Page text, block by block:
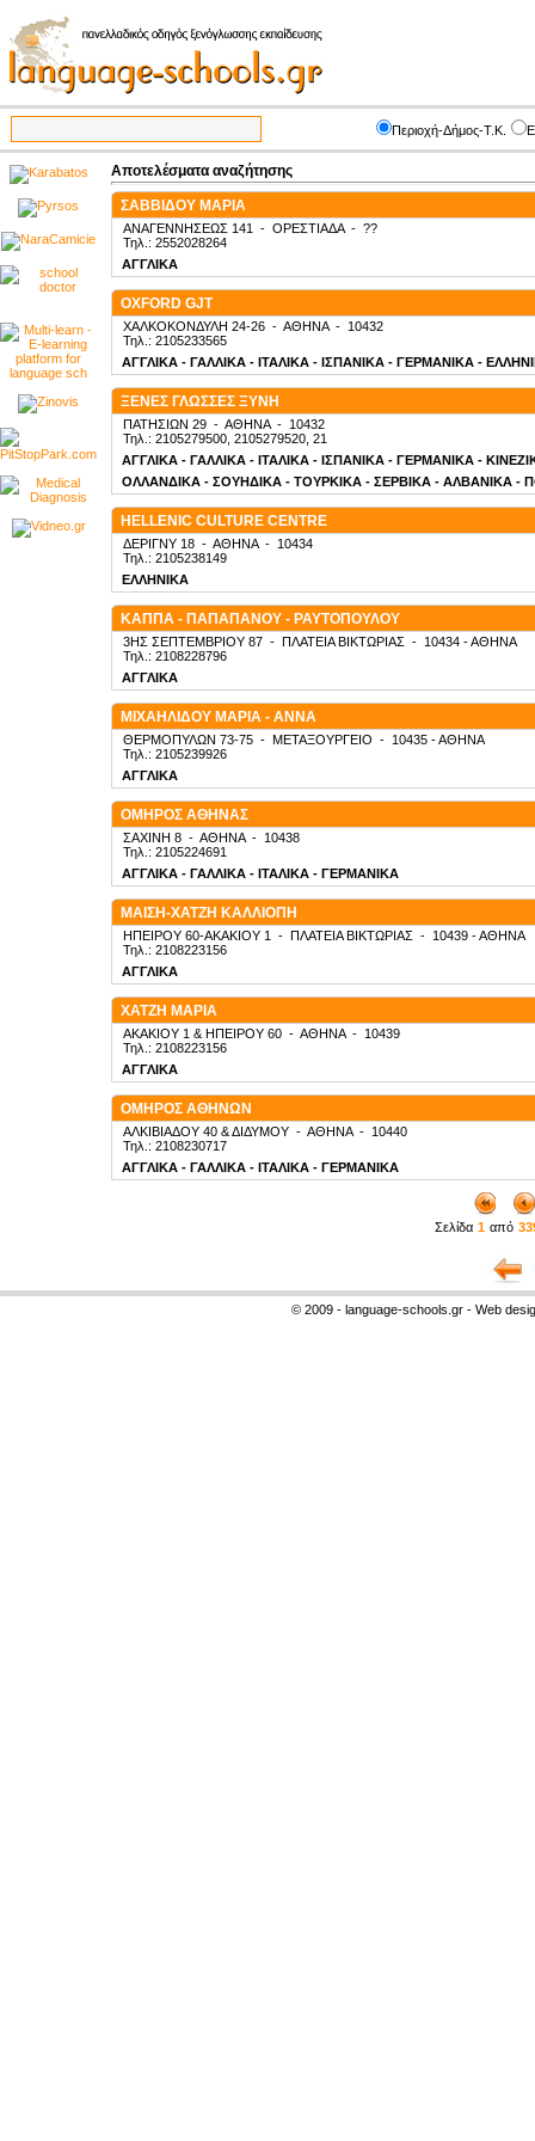
Περιοχή-Δήμος-Τ.Κ.
Αποτελέσματα αναζήτησης
ΣΑΒΒΙΔΟΥ ΜΑΡΙΑ
ΑΝΑΓΕΝΝΗΣΕΩΣ 141 - ΟΡΕΣΤΙΑΔΑ- ??
Τηλ.: 2552028264
ΑΓΓΛΙΚΑ
OXFORD GJT
ΧΑΛΚΟΚΟΝΔΥΛΗ 24-26 - ΑΘΗΝΑ- 10432
Τηλ.: 2105233565
ΑΓΓΛΙΚΑ - ΓΑΛΛΙΚΑ - ΙΤΑΛΙΚΑ - ΙΣΠΑΝΙΚΑ - ΓΕΡΜΑΝΙΚΑ -
ΞΕΝΕΣ ΓΛΩΣΣΕΣ ΞΥΝΗ
ΠΑΤΗΣΙΩΝ 29 - ΑΘΗΝΑ- 10432
Τηλ.: 2105279500, 2105279520, 21
ΑΓΓΛΙΚΑ - ΓΑΛΛΙΚΑ - ΙΤΑΛΙΚΑ - ΙΣΠΑΝΙΚΑ - ΓΕΡΜΑΝΙΚΑ -
ΟΛΛΑΝΔΙΚΑ - ΣΟΥΗΔΙΚΑ - ΤΟΥΡΚΙΚΑ - ΣΕΡΒΙΚΑ - ΑΛΒΑΝΙΚΑ -
HELLENIC CULTURE CENTRE
ΔΕΡΙΓΝΥ 18 - ΑΘΗΝΑ- 10434
Τηλ.: 2105238149
ΕΛΛΗΝΙΚΑ
ΚΑΠΠΑ - ΠΑΠΑΠΑΝΟΥ - ΡΑΥΤΟΠΟΥΛΟΥ
3ΗΣ ΣΕΠΤΕΜΒΡΙΟΥ 87 - ΠΛΑΤΕΙΑ ΒΙΚΤΩΡΙΑΣ - 10434 - ΑΘΗΝΑ
Τηλ.: 2108228796
ΑΓΓΛΙΚΑ
ΜΙΧΑΗΛΙΔΟΥ ΜΑΡΙΑ - ΑΝΝΑ
ΘΕΡΜΟΠΥΛΩΝ 73-75 - ΜΕΤΑΞΟΥΡΓΕΙΟ - 10435 - ΑΘΗΝΑ
Τηλ.: 2105239926
ΑΓΓΛΙΚΑ
ΟΜΗΡΟΣ ΑΘΗΝΑΣ
ΣΑΧΙΝΗ 8 - ΑΘΗΝΑ- 10438
Τηλ.: 2105224691
ΑΓΓΛΙΚΑ - ΓΑΛΛΙΚΑ - ΙΤΑΛΙΚΑ - ΓΕΡΜΑΝΙΚΑ
ΜΑΙΣΗ-ΧΑΤΖΗ ΚΑΛΛΙΟΠΗ
ΗΠΕΙΡΟΥ 60-ΑΚΑΚΙΟΥ 1 - ΠΛΑΤΕΙΑ ΒΙΚΤΩΡΙΑΣ - 10439 - ΑΘΗΝΑ
Τηλ.: 2108223156
ΑΓΓΛΙΚΑ
ΧΑΤΖΗ ΜΑΡΙΑ
ΑΚΑΚΙΟΥ 1 & ΗΠΕΙΡΟΥ 60 - ΑΘΗΝΑ- 10439
Τηλ.: 2108223156
ΑΓΓΛΙΚΑ
ΟΜΗΡΟΣ ΑΘΗΝΩΝ
ΑΛΚΙΒΙΑΔΟΥ 40 & ΔΙΔΥΜΟΥ - ΑΘΗΝΑ- 10440
Τηλ.: 2108230717
ΑΓΓΛΙΚΑ - ΓΑΛΛΙΚΑ - ΙΤΑΛΙΚΑ - ΓΕΡΜΑΝΙΚΑ
Σελίδα 1 από
© 2009 - language-schools.gr - Web